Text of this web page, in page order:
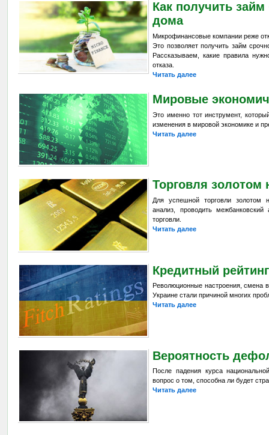
Как получить
дома
Микрофинансовые компании реже
Это позволяет получить займ
Рассказываем, какие правила
отказа.
Читать далее
Мировые
Это именно тот инструмент,
изменения в мировой экономике и
Читать далее
Торговля золотом
Для успешной торговли золотом
анализ, проводить межбанковский
торговли.
Читать далее
Кредитный
Революционные настроения, смена
Украине стали причиной многих
Читать далее
Вероятность
После падения курса
вопрос о том, способна ли будет
Читать далее